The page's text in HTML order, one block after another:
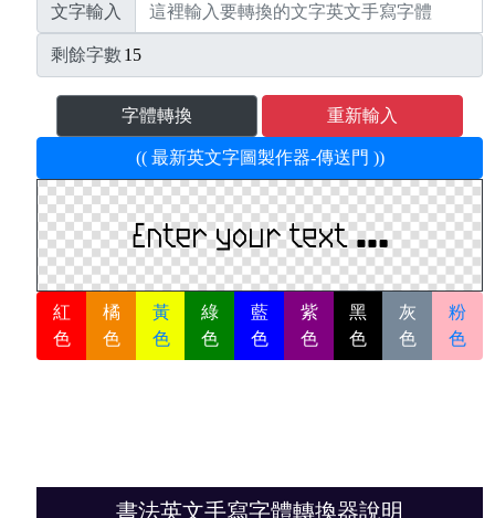
文字輸入
剩餘字數
字體轉換 重新輸入
(( 最新英文字圖製作器-傳送門 ))
紅
色
橘
色
黃
色
綠
色
藍
色
紫
色
黑
色
灰
色
粉
色
書法英文手寫字體轉換器說明